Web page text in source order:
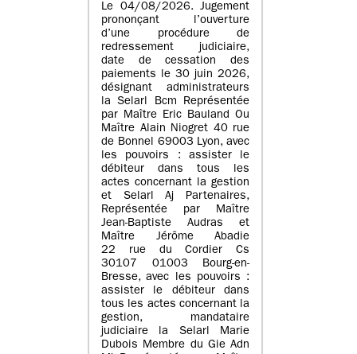
Le 04/08/2026. Jugement
prononçant l’ouverture
d’une procédure de
redressement judiciaire,
date de cessation des
paiements le 30 juin 2026,
désignant administrateurs
la Selarl Bcm Représentée
par Maître Eric Bauland Ou
Maître Alain Niogret 40 rue
de Bonnel 69003 Lyon, avec
les pouvoirs : assister le
débiteur dans tous les
actes concernant la gestion
et Selarl Aj Partenaires,
Représentée par Maître
Jean-Baptiste Audras et
Maître Jérôme Abadie
22 rue du Cordier Cs
30107 01003 Bourg-en-
Bresse, avec les pouvoirs :
assister le débiteur dans
tous les actes concernant la
gestion, mandataire
judiciaire la Selarl Marie
Dubois Membre du Gie Adn